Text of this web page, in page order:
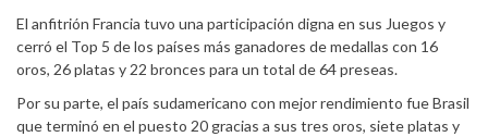
El anfitrión Francia tuvo una participación digna en sus Juegos y
cerró el Top 5 de los países más ganadores de medallas con 16
oros, 26 platas y 22 bronces para un total de 64 preseas.
Por su parte, el país sudamericano con mejor rendimiento fue Brasil
que terminó en el puesto 20 gracias a sus tres oros, siete platas y